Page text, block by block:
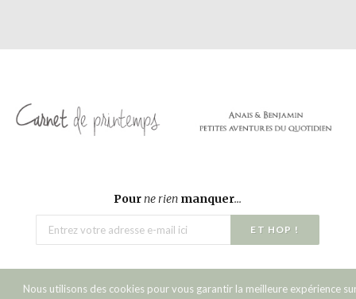
Pourne rien manquer...
Nous utilisons des cookies pour vous garantir la meilleure expérience